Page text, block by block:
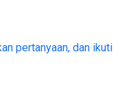
pertanyaan, dan ikuti